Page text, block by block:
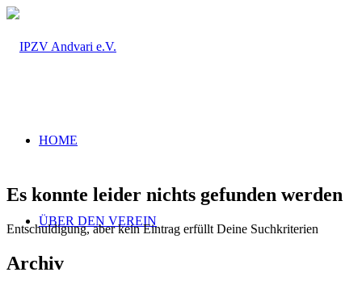
HOME
ÜBER DEN VEREIN
Es konnte leider nichts gefunden werden
Entschuldigung, aber kein Eintrag erfüllt Deine Suchkriterien
Archiv